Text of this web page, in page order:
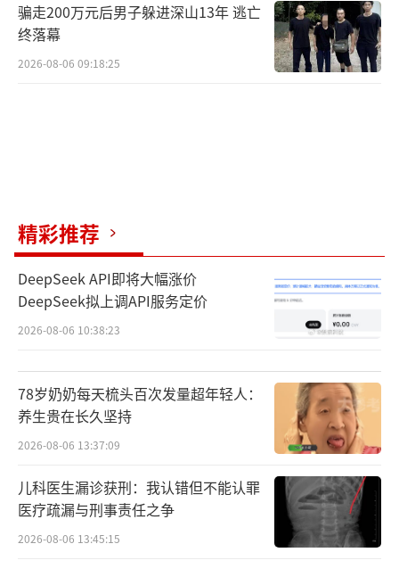
骗走200万元后男子躲进深山13年 逃亡
终落幕
2026-08-06 09:18:25
精彩推荐
DeepSeek API即将大幅涨价
DeepSeek拟上调API服务定价
2026-08-06 10:38:23
78岁奶奶每天梳头百次发量超年轻人：
养生贵在长久坚持
2026-08-06 13:37:09
儿科医生漏诊获刑：我认错但不能认罪
医疗疏漏与刑事责任之争
2026-08-06 13:45:15